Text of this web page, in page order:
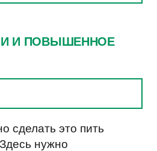
И ПОВЫШЕННОЕ
сделать это пить
нужно